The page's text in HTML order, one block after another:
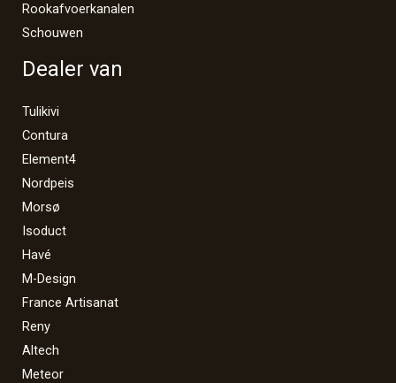
Rookafvoerkanalen
Schouwen
Dealer van
Tulikivi
Contura
Element4
Nordpeis
Morsø
Isoduct
Havé
M-Design
France Artisanat
Reny
Altech
Meteor